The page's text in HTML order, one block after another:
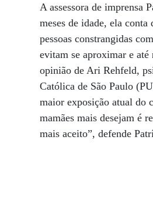
A assessora de imprensa
meses de idade, ela
pessoas constrangidas
evitam se aproximar e
opinião de Ari Rehfeld,
Católica de São Paulo
maior exposição atual do
mamães mais desejam é
mais aceito”, defende